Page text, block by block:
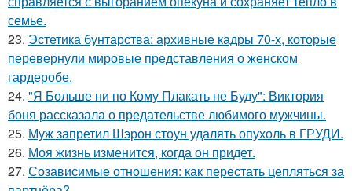
семье.
23. Эстетика бунтарства: архивные кадры 70-х, которые
перевернули мировые представления о женском
гардеробе.
24. "Я Больше ни по Кому Плакать не Буду": Виктория
боня рассказала о предательстве любимого мужчины.
25. Муж запретил Шэрон стоун удалять опухоль в ГРУДИ.
26. Моя жизнь изменится, когда он придет.
27. Созависимые отношения: как перестать цепляться за